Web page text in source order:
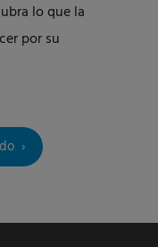
lo que la
por su